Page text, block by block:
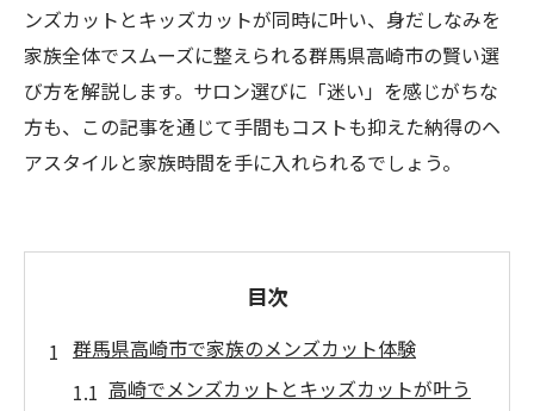
ンズカットとキッズカットが同時に叶い、身だしなみを
家族全体でスムーズに整えられる群馬県高崎市の賢い選
び方を解説します。サロン選びに「迷い」を感じがちな
方も、この記事を通じて手間もコストも抑えた納得のヘ
アスタイルと家族時間を手に入れられるでしょう。
目次
群馬県高崎市で家族のメンズカット体験
高崎でメンズカットとキッズカットが叶う